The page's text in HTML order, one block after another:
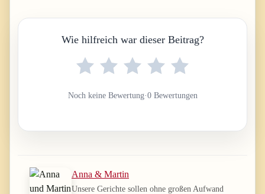
Wie hilfreich war dieser Beitrag?
Noch keine Bewertung·0 Bewertungen
Anna & Martin
Unsere Gerichte sollen ohne großen Aufwand